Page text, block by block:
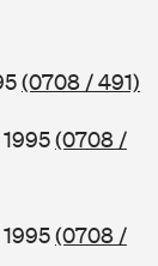
(0708 / 491)
(0708 /
(0708 /